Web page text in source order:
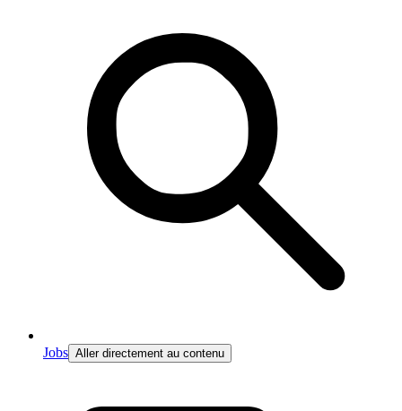
Jobs Aller directement au contenu